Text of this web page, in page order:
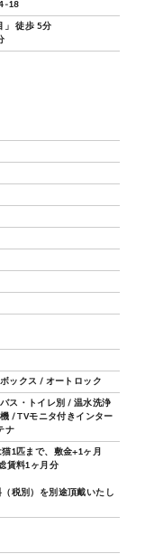
18
」 徒歩 5分
ックス / オートロック
ス・トイレ別 / 温水洗浄
/ TVモニタ付きインター
ナ
1匹まで、敷金+1ヶ月
賃料1ヶ月分
税別）を別途頂戴いたし